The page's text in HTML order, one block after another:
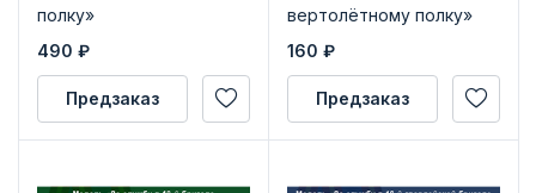
полку»
490 ₽
Предзаказ
вертолётному полку»
160 ₽
Предзаказ